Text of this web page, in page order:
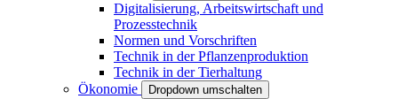
Digitalisierung, Arbeitswirtschaft und
Prozesstechnik
Normen und Vorschriften
Technik in der Pflanzenproduktion
Technik in der Tierhaltung
Ökonomie
Dropdown umschalten